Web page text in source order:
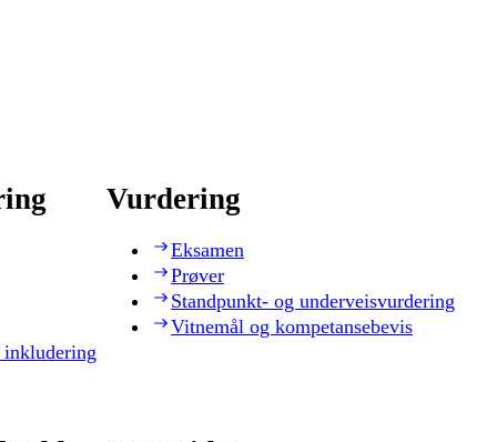
Vurdering
Eksamen
Prøver
Standpunkt- og underveisvurdering
Vitnemål og kompetansebevis